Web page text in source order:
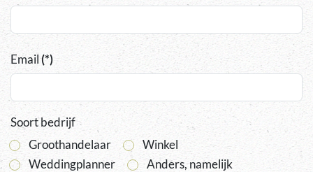
Email(*)
Soort bedrijf
Groothandelaar
Winkel
Weddingplanner
Anders, namelijk